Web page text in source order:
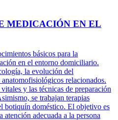
MEDICACIÓN EN EL
básicos para la
en el entorno domiciliario.
la evolución del
relacionados.
y las técnicas de preparación
se trabajan terapias
botiquín doméstico. El objetivo es
adecuada a la persona